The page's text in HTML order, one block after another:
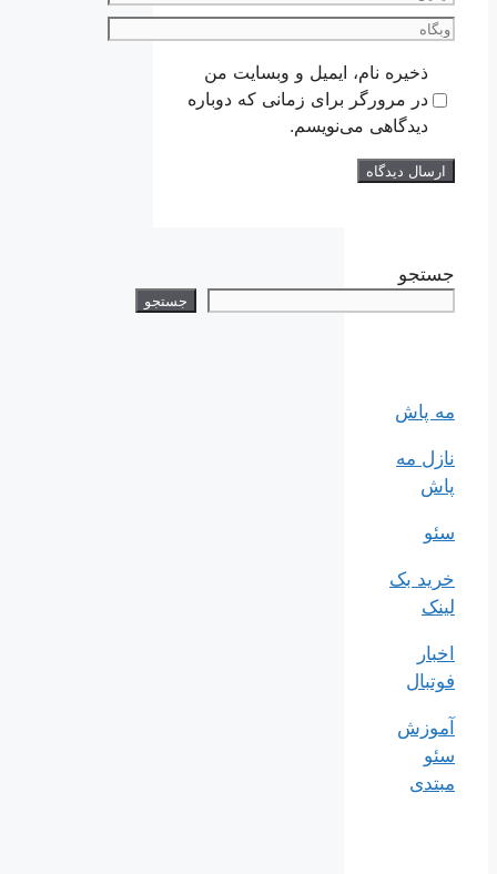
وبگاه
ذخیره نام، ایمیل و وبسایت من
در مرورگر برای زمانی که دوباره
دیدگاهی می‌نویسم.
جستجو
جستجو
مه پاش
نازل مه
پاش
سئو
خرید بک
لینک
اخبار
فوتبال
آموزش
سئو
مبتدی